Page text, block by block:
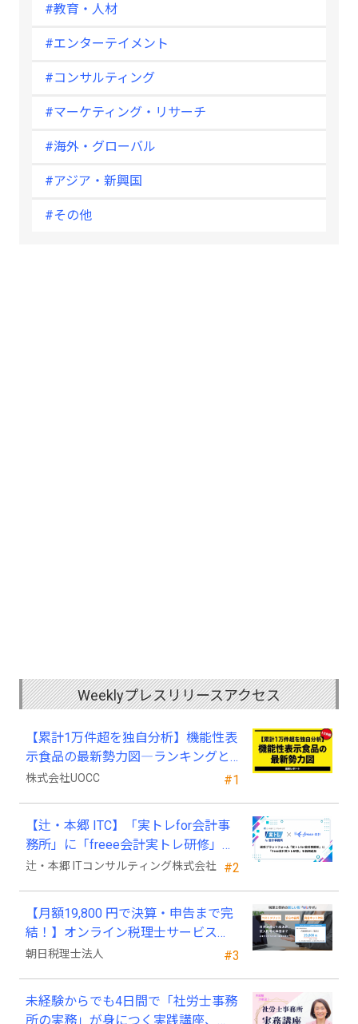
#教育・人材
#エンターテイメント
#コンサルティング
#マーケティング・リサーチ
#海外・グローバル
#アジア・新興国
#その他
Weeklyプレスリリースアクセス
#1
【累計1万件超を独自分析】機能性表
示食品の最新勢力図―ランキングと
2025年4月以降の変化
株式会社UOCC
#2
【辻・本郷 ITC】「実トレfor会計事
務所」に「freee会計実トレ研修」を
新規追加
辻・本郷 ITコンサルティング株式会社
#3
【月額19,800 円で決算・申告まで完
結！】オンライン税理士サービス
「Wiz サポ」
朝日税理士法人
未経験からでも4日間で「社労士事務
所の実務」が身につく実践講座、